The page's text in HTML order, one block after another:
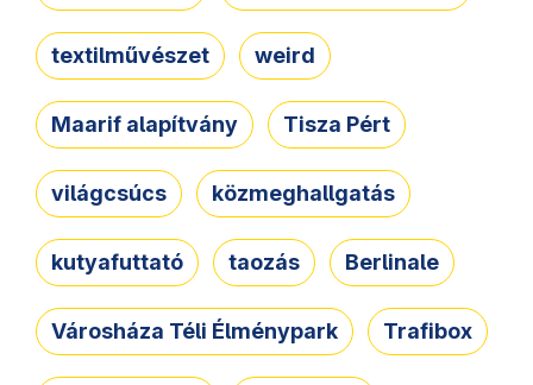
textilművészet weird
Maarif alapítvány Tisza Pért
világcsúcs közmeghallgatás
kutyafuttató taozás Berlinale
Városháza Téli Élménypark Trafibox